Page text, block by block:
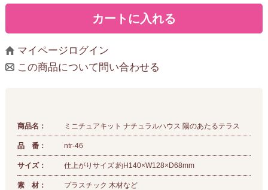
マイページログイン
この商品について問い合わせる
商品名： ミニチュアキット ナチュラルハウス 陽のあたるテラス
品 番： ntr-46
サイズ： 仕上がりサイズ:約H140×W128×D68mm
素 材： プラスチック 木材など